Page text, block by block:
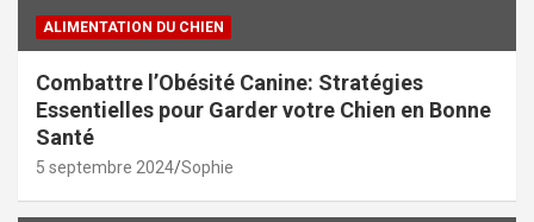
ALIMENTATION DU CHIEN
Combattre l’Obésité Canine: Stratégies
Essentielles pour Garder votre Chien en Bonne
Santé
5 septembre 2024 Sophie